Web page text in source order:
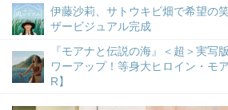
伊藤沙莉、サトウキビ畑で希望の
ザービジュアル完成
『モアナと伝説の海』＜超＞実写
ワーアップ！等身大ヒロイン・モ
R】